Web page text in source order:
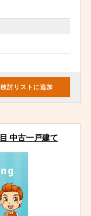
検討リスト に追加
中古一戸建て